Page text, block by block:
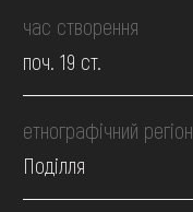
час створення
поч. 19 ст.
етнографічний регіон
Поділля